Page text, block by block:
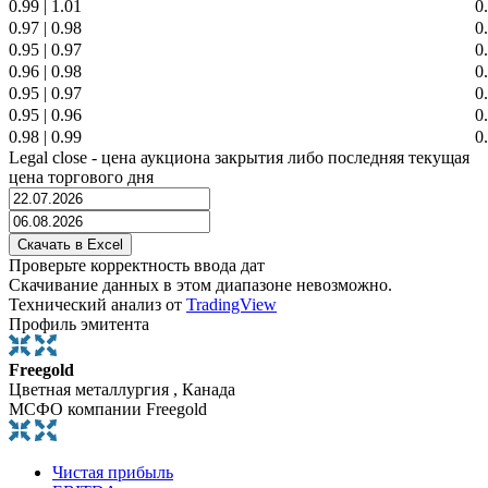
0.99 1.01
0.97 | 0.98
0.95 | 0.97
0.96 | 0.98
0.95 | 0.97
0.95 | 0.96
0.98 | 0.99
Legal close - цена аукциона закрытия либо последняя текущая
цена торгового дня
Проверьте корректность ввода дат
Скачивание данных в этом диапазоне невозможно.
Технический анализ от TradingView
Профиль эмитента
Freegold
Цветная металлургия , Канада
МСФО компании Freegold
Чистая прибыль